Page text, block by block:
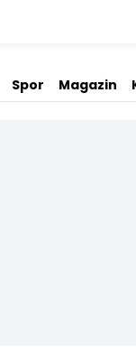
Spor Magazin